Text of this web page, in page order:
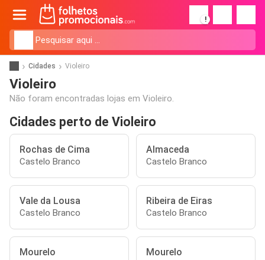
!
Cidades Violeiro
Violeiro
Não foram encontradas lojas em Violeiro.
Cidades perto de Violeiro
Rochas de Cima
Castelo Branco
Almaceda
Castelo Branco
Vale da Lousa
Castelo Branco
Ribeira de Eiras
Castelo Branco
Mourelo Mourelo